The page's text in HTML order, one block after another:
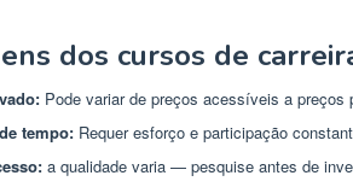
dos cursos de
Pode variar de preços acessíveis a preços
tempo: Requer esforço e participação
a qualidade varia — pesquise antes de